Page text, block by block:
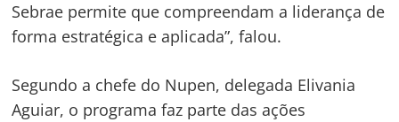
Sebrae permite que compreendam a liderança de
forma estratégica e aplicada”, falou.
Segundo a chefe do Nupen, delegada Elivania
Aguiar, o programa faz parte das ações